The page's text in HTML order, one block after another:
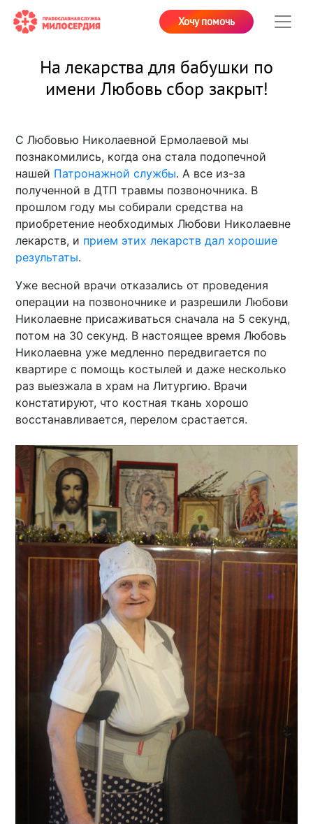
Хочу помочь
На лекарства для бабушки по
имени Любовь сбор закрыт!
С Любовью Николаевной Ермолаевой мы
познакомились, когда она стала подопечной
нашей Патронажной службы. А все из-за
полученной в ДТП травмы позвоночника. В
прошлом году мы собирали средства на
приобретение необходимых Любови Николаевне
лекарств, и прием этих лекарств дал хорошие
результаты.
Уже весной врачи отказались от проведения
операции на позвоночнике и разрешили Любови
Николаевне присаживаться сначала на 5 секунд,
потом на 30 секунд. В настоящее время Любовь
Николаевна уже медленно передвигается по
квартире с помощь костылей и даже несколько
раз выезжала в храм на Литургию. Врачи
констатируют, что костная ткань хорошо
восстанавливается, перелом срастается.